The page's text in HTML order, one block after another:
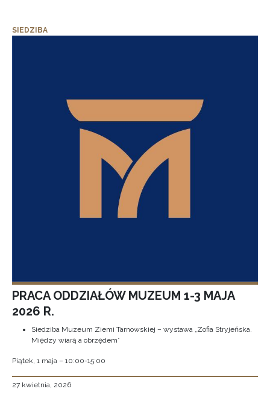
SIEDZIBA
PRACA ODDZIAŁÓW MUZEUM 1-3 MAJA
2026 R.
Siedziba Muzeum Ziemi Tarnowskiej – wystawa „Zofia Stryjeńska.
Między wiarą a obrzędem”
Piątek, 1 maja – 10:00-15:00
27 kwietnia, 2026